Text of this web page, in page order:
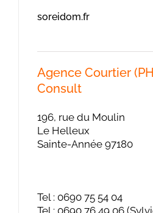
soreidom.fr
Agence Courtier
Consult
196, rue du Moulin
Le Helleux
Sainte-Année 97180
Tel : 0690 75 54 04